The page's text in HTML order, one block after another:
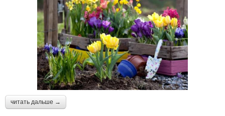
читать дальше →